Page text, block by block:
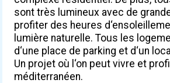
sont très lumineux avec de
profiter des heures
lumière naturelle. Tous les
d‘une place de parking et d‘un
Un projet où l‘on peut vivre et
méditerranéen.